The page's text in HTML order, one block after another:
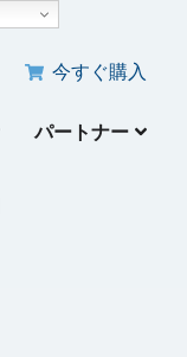
今すぐ購入
パートナー